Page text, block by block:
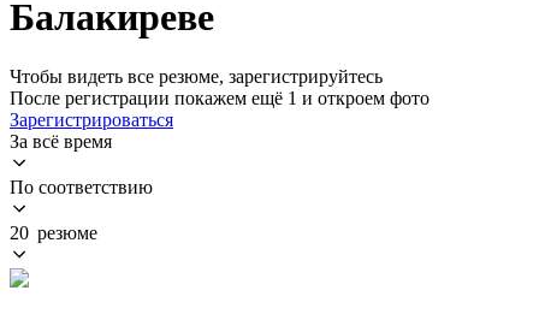
Балакиреве
Чтобы видеть все резюме, зарегистрируйтесь
После регистрации покажем ещё 1 и откроем фото
Зарегистрироваться
За всё время
По соответствию
20 резюме